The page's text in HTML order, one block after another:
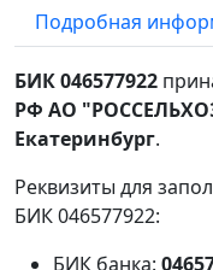
Подробная
БИК 046577922
РФ АО
Екатеринбург.
Реквизиты для
БИК 046577922:
БИК банка: